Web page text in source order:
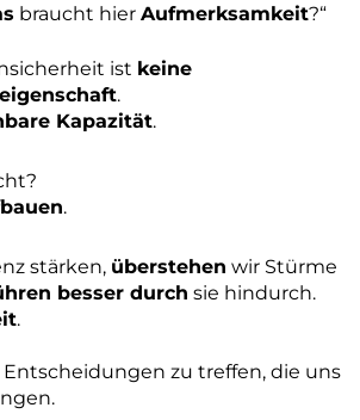
braucht hier Aufmerksamkeit?“
ist keine
.
Kapazität.
.
stärken, überstehen wir Stürme
besser durch sie hindurch.
.
Entscheidungen zu treffen, die uns